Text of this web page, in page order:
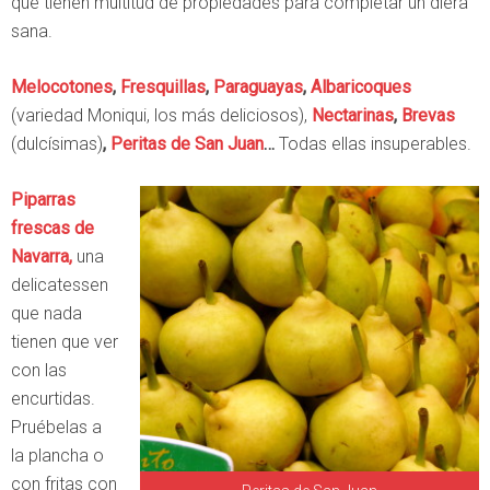
sana.
Melocotones, Fresquillas, Paraguayas, Albaricoques
(variedad Moniqui, los más deliciosos), Nectarinas, Brevas
(dulcísimas), Peritas de San Juan… Todas ellas insuperables.
Piparras
frescas de
Navarra, una
delicatessen
que nada
tienen que ver
con las
encurtidas.
Pruébelas a
la plancha o
con fritas con